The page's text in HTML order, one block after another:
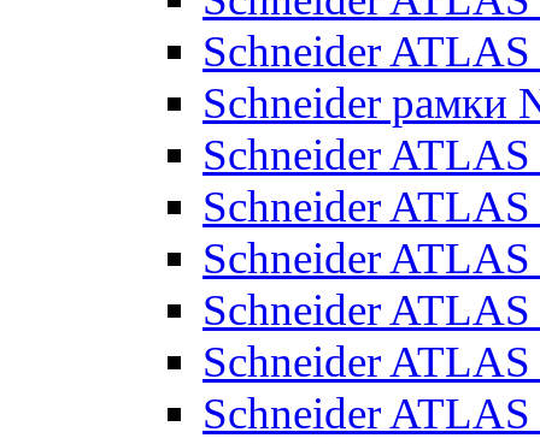
Schneider
Schneider рамки
Schneider
Schneider
Schneider
Schneider
Schneider
Schneider